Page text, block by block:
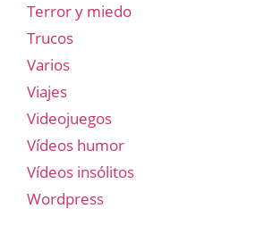
Terror y miedo
Trucos
Varios
Viajes
Videojuegos
Vídeos humor
Vídeos insólitos
Wordpress